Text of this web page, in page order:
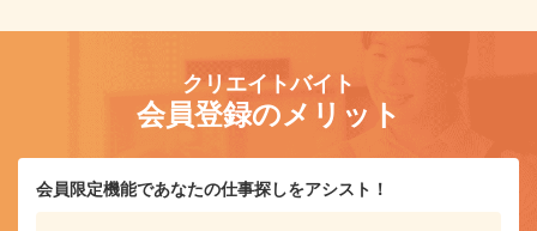
クリエイトバイト
会員登録のメリット
会員限定機能であなたの仕事探しをアシスト！